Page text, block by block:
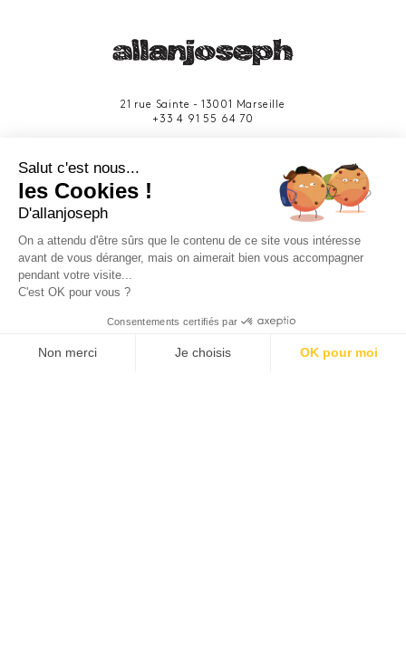
21 rue Sainte - 13001 Marseille
+33 4 91 55 64 70
Provence-Alpes-Côte d'Azur.
Salut c'est nous...
les Cookies !
D'allanjoseph
On a attendu d'être sûrs que le contenu de ce site vous intéresse
avant de vous déranger, mais on aimerait bien vous accompagner
pendant votre visite...
C'est OK pour vous ?
Consentements certifiés par
Non merci Je choisis OK pour moi